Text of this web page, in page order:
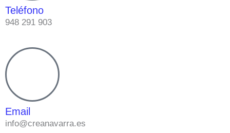
Teléfono
948 291 903
Email
info@creanavarra.es